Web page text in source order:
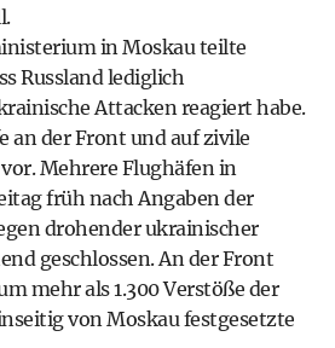
in Moskau teilte
Russland lediglich
Attacken reagiert habe.
an der Front und auf zivile
Mehrere Flughäfen in
früh nach Angaben der
drohender ukrainischer
geschlossen. An der Front
mehr als 1.300 Verstöße der
von Moskau festgesetzte